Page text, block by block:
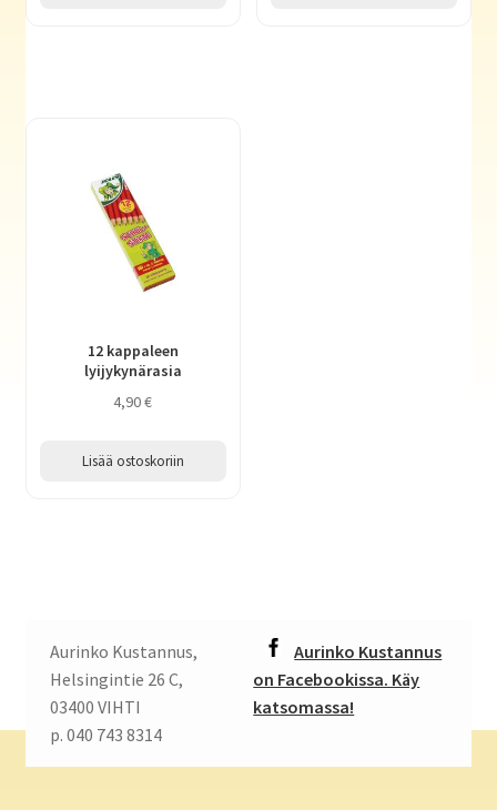
12 kappaleen
lyijykynärasia
4,90€
Lisää ostoskoriin
Aurinko Kustannus,
Helsingintie 26 C,
03400 VIHTI
p. 040 743 8314
Aurinko Kustannus
on Facebookissa. Käy
katsomassa!